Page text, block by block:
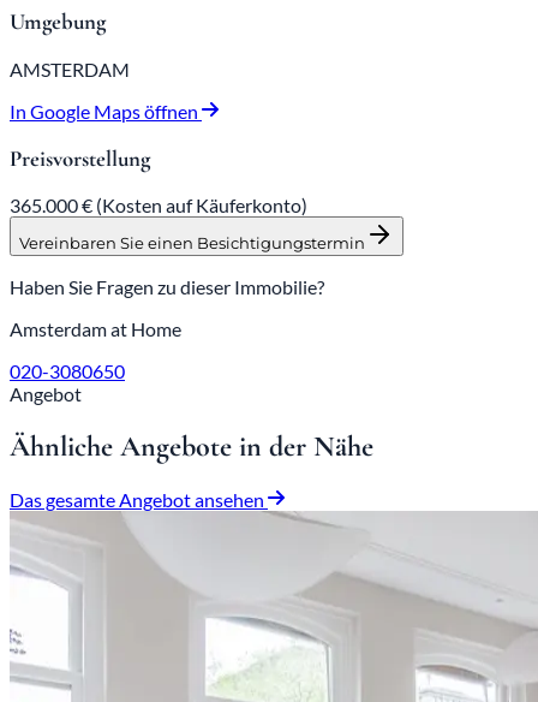
Umgebung
AMSTERDAM
In Google Maps öffnen
Preisvorstellung
365.000 € (Kosten auf Käuferkonto)
Vereinbaren Sie einen Besichtigungstermin
Haben Sie Fragen zu dieser Immobilie?
Amsterdam at Home
020-3080650
Angebot
Ähnliche Angebote in der Nähe
Das gesamte Angebot ansehen